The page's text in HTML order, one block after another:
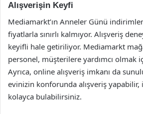
Alışverişin Keyfi
Mediamarkt’ın Anneler Günü
fiyatlarla sınırlı kalmıyor. Alışveriş
keyifli hale getiriliyor. Mediamarkt
personel, müşterilere yardımcı olmak
Ayrıca, online alışveriş imkanı da
evinizin konforunda alışveriş
kolayca bulabilirsiniz.